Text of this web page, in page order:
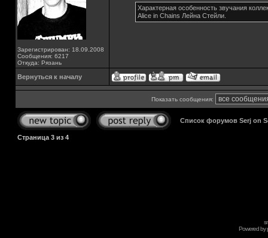
Зарегистрирован: 18.09.2008
Сообщения: 6217
Откуда: Рязань
Характерная особенность звучания
Alice in Chains Лейна Стейли.
Вернуться к началу
Показать сообщения:
Список форумов Serj on
Страница 3 из 4
Powered by